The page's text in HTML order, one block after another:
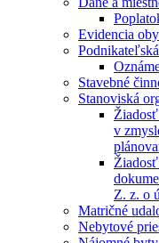
Evidencia
Stavebné
Stanoviská
v
Z. z. o
Matričné
Nebytové